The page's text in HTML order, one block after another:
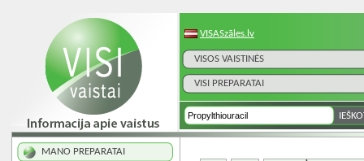
VISASzāles.lv
VISOS VAISTINĖS
VISI PREPARATAI
MANO PREPARATAI